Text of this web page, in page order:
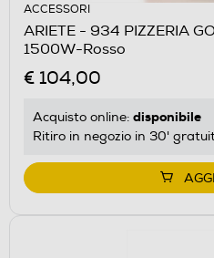
ACCESSORI
ARIETE - 934 PIZZERIA
1500W-Rosso
€ 104,00
Acquisto online: disponibile
Ritiro in negozio in 30'